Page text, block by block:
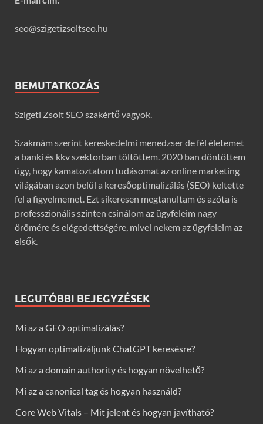
seo@szigetizsoltseo.hu
BEMUTATKOZÁS
Szigeti Zsolt SEO szakértő vagyok.
Szakmám szerint kereskedelmi menedzser de fél életemet
a banki és kkv szektorban töltöttem. 2020 ban döntöttem
úgy, hogy kamatoztatom tudásomat az online marketing
világában azon belül a keresőoptimalizálás (SEO) keltette
fel a figyelmemet. Ezt sikeresen megtanultam és azóta is
professzionális szinten csinálom az ügyfeleim nagy
örömére és elégedettségére, mivel nekem az ügyfeleim az
elsők.
LEGUTÓBBI BEJEGYZÉSEK
Mi az a GEO optimalizálás?
Hogyan optimalizáljunk ChatGPT keresésre?
Mi az a domain authority és hogyan növelhető?
Mi az a canonical tag és hogyan használd?
Core Web Vitals – Mit jelent és hogyan javítható?